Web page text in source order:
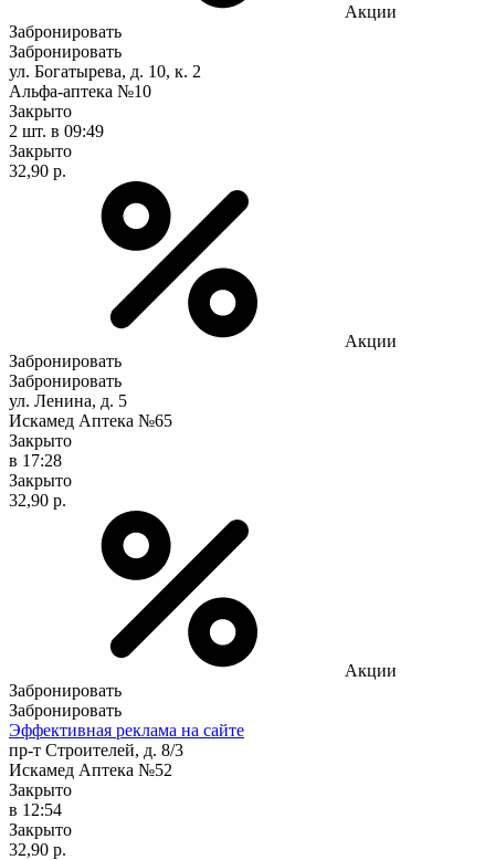
Акции
Забронировать
Забронировать
ул. Богатырева, д. 10, к. 2
Альфа-аптека №10
Закрыто
2 шт. в 09:49
Закрыто
32,90 р.
Акции
Забронировать
Забронировать
ул. Ленина, д. 5
Искамед Аптека №65
Закрыто
в 17:28
Закрыто
32,90 р.
Акции
Забронировать
Забронировать
Эффективная реклама на сайте
пр-т Строителей, д. 8/3
Искамед Аптека №52
Закрыто
в 12:54
Закрыто
32,90 р.